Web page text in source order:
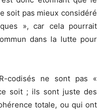
soit pas mieux considéré
», car cela pourrait
dans la lutte pour
codisés ne sont pas «
soit ; ils sont juste des
totale, ou qui ont